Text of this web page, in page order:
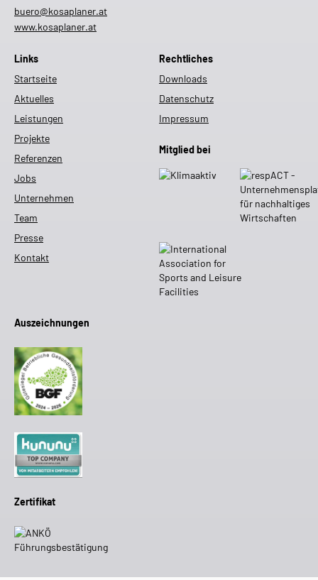
buero@kosaplaner.at
www.kosaplaner.at
Links
Startseite
Aktuelles
Leistungen
Projekte
Referenzen
Jobs
Unternehmen
Team
Presse
Kontakt
Rechtliches
Downloads
Datenschutz
Impressum
Mitglied bei
Auszeichnungen
Zertifikat